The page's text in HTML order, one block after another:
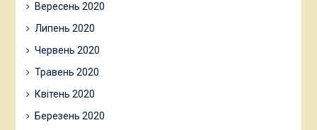
Вересень 2020
Липень 2020
Червень 2020
Травень 2020
Квітень 2020
Березень 2020